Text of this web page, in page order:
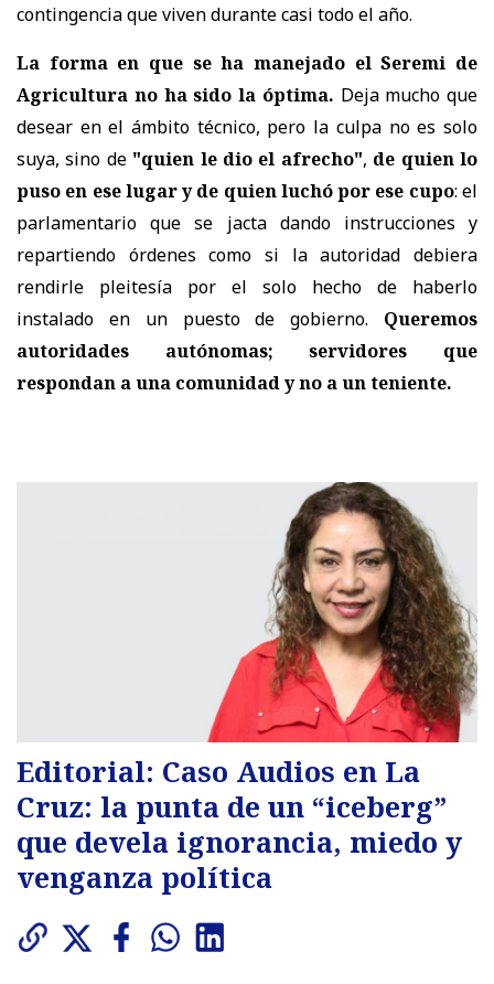
contingencia que viven durante casi todo el año.
La forma en que se ha manejado el Seremi de
Agricultura no ha sido la óptima. Deja mucho que
desear en el ámbito técnico, pero la culpa no es solo
suya, sino de "quien le dio el afrecho", de quien lo
puso en ese lugar y de quien luchó por ese cupo: el
parlamentario que se jacta dando instrucciones y
repartiendo órdenes como si la autoridad debiera
rendirle pleitesía por el solo hecho de haberlo
instalado en un puesto de gobierno. Queremos
autoridades autónomas; servidores que
respondan a una comunidad y no a un teniente.
Editorial: Caso Audios en La
Cruz: la punta de un “iceberg”
que devela ignorancia, miedo y
venganza política